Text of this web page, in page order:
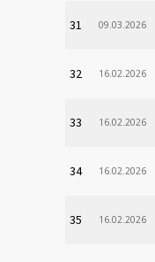
31 09.03.2026
32 16.02.2026
33 16.02.2026
34 16.02.2026
35 16.02.2026